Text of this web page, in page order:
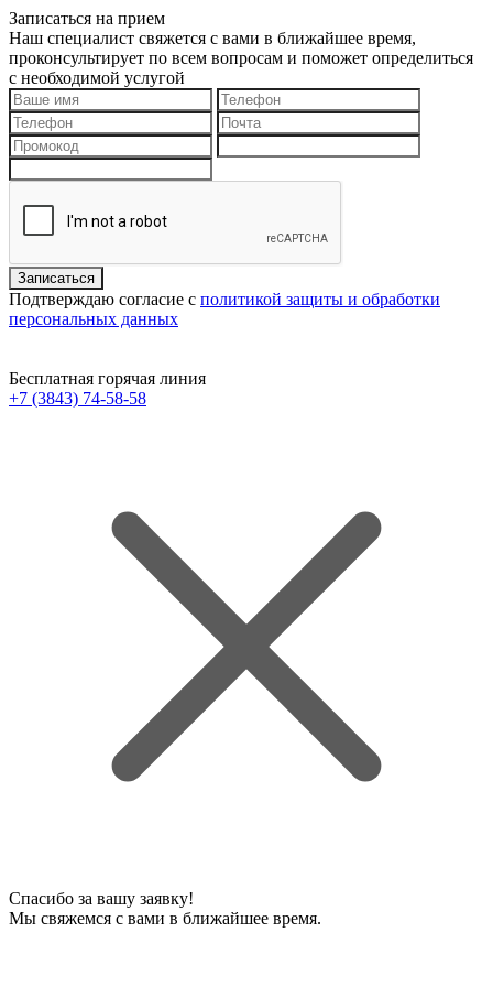
Записаться на прием
Наш специалист свяжется с вами в ближайшее время,
проконсультирует по всем вопросам и поможет определиться
с необходимой услугой
Подтверждаю согласие с политикой защиты и обработки
персональных данных
Бесплатная горячая линия
+7 (3843) 74-58-58
Спасибо за вашу заявку!
Мы свяжемся с вами в ближайшее время.